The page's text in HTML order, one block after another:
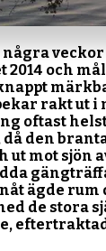
och
rakt ut i
oftast
den
ut mot sjön
ägde rum
de stora